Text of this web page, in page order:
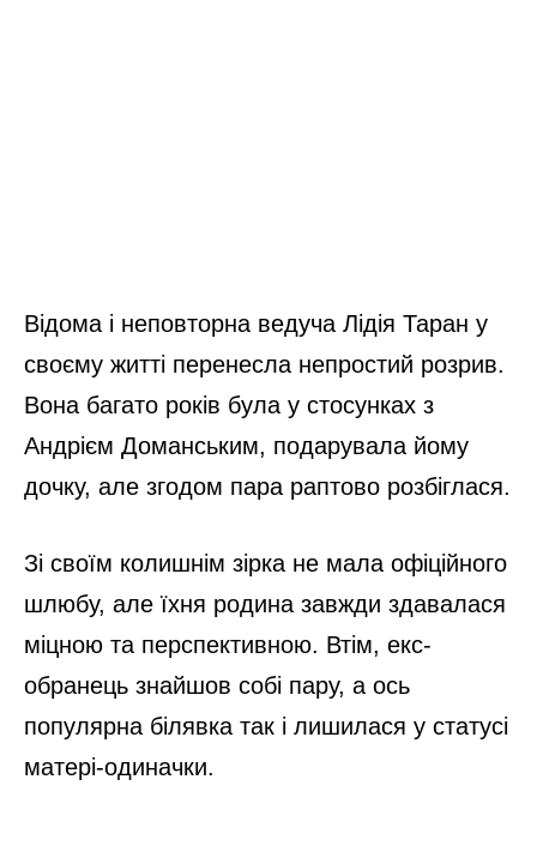
Відома і неповторна ведуча Лідія Таран у
своєму житті перенесла непростий розрив.
Вона багато років була у стосунках з
Андрієм Доманським, подарувала йому
дочку, але згодом пара раптово розбіглася.
Зі своїм колишнім зірка не мала офіційного
шлюбу, але їхня родина завжди здавалася
міцною та перспективною. Втім, екс-
обранець знайшов собі пару, а ось
популярна білявка так і лишилася у статусі
матері-одиначки.